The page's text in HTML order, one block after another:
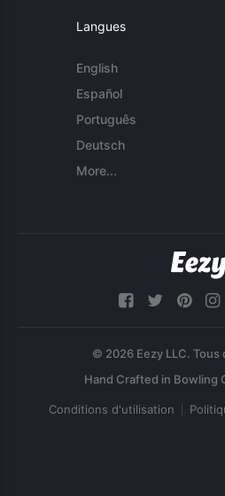
Langues
English
Español
Português
Deutsch
More...
© 2026 Eezy LLC.
Conditions d'utilisation